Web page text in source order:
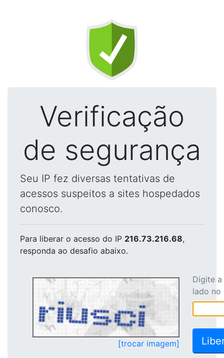
Verificação
de segurança
Seu IP fez diversas tentativas de
acessos suspeitos a sites hospedados
conosco.
Para liberar o acesso do IP 216.73.216.68,
responda ao desafio abaixo.
[trocar imagem]
Digite
lado no